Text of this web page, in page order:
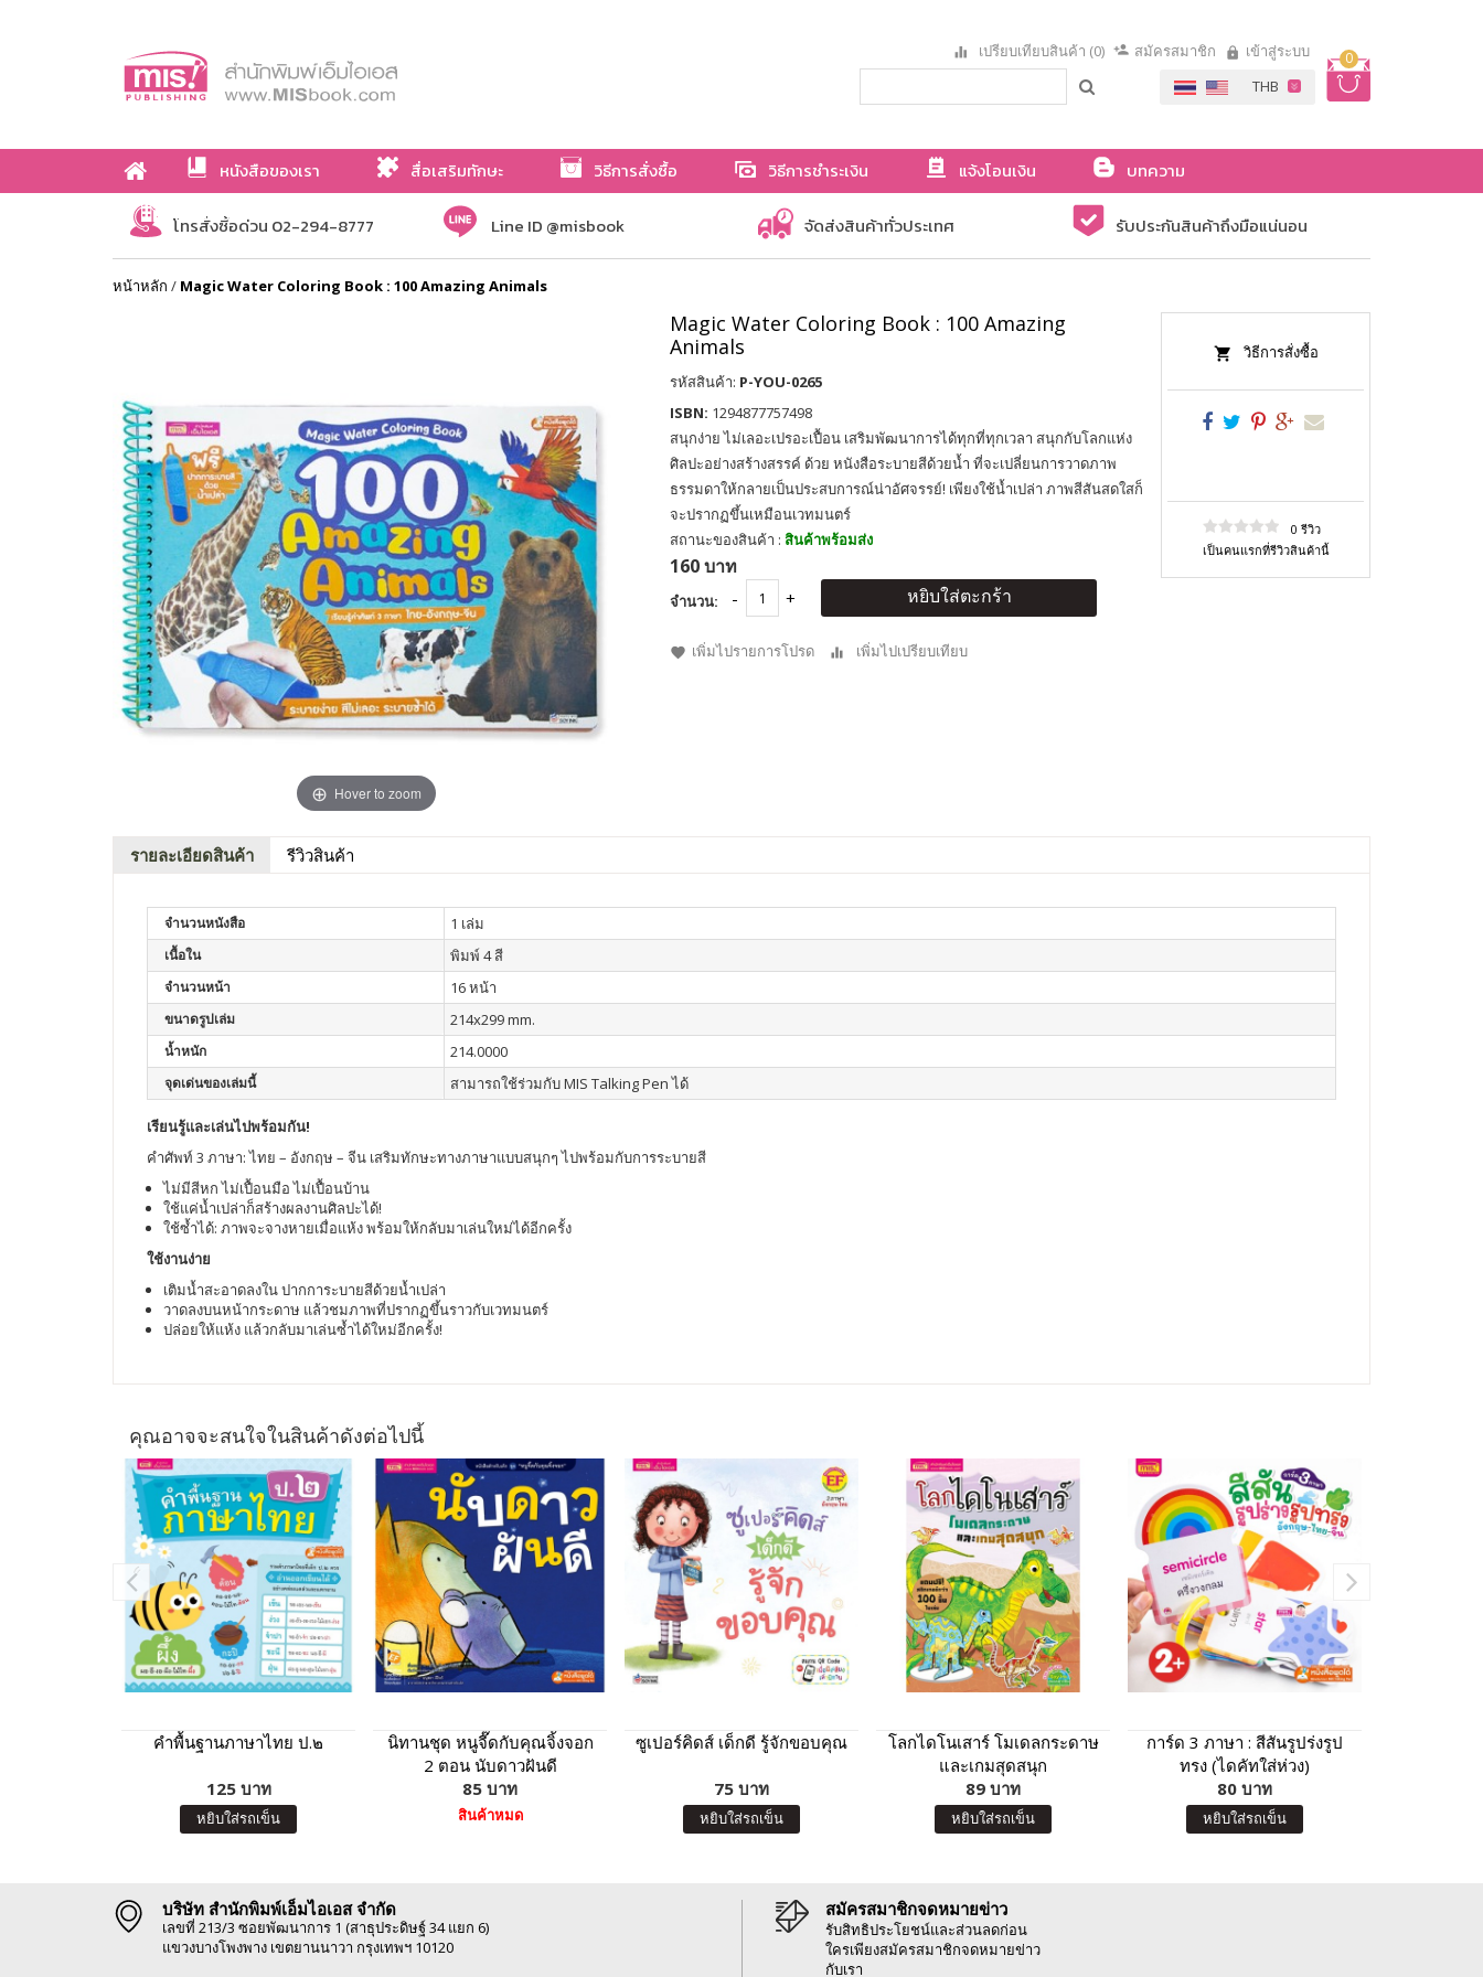
0
เปรียบเทียบสินค้า (0) สมัครสมาชิก เข้าสู่ระบบ
หนังสือของเรา สื่อเสริมทักษะ วิธีการสั่งซื้อ วิธีการชำระเงิน แจ้งโอนเงิน
บทความ
เกี่ยวกับเรา
โทรสั่งซื้อด่วน 02-294-8777 Line ID @misbook จัดส่งสินค้าทั่วประเทศ รับประกันสินค้าถึงมือแน่นอน
หน้าหลัก / Magic Water Coloring Book : 100 Amazing Animals
Hover to zoom
Magic Water Coloring Book : 100 Amazing
Animals
รหัสสินค้า: P-YOU-0265
ISBN: 1294877757498
สนุกง่าย ไม่เลอะเปรอะเปื้อน เสริมพัฒนาการได้ทุกที่ทุกเวลา สนุกกับโลกแห่ง
ศิลปะอย่างสร้างสรรค์ ด้วย หนังสือระบายสีด้วยน้ำ ที่จะเปลี่ยนการวาดภาพ
ธรรมดาให้กลายเป็นประสบการณ์น่าอัศจรรย์! เพียงใช้น้ำเปล่า ภาพสีสันสดใสก็
จะปรากฏขึ้นเหมือนเวทมนตร์
สถานะของสินค้า : สินค้าพร้อมส่ง
160 บาท
จำนวน: หยิบใส่ตะกร้า
เพิ่มไปรายการโปรด เพิ่มไปเปรียบเทียบ
วิธีการสั่งซื้อ
0 รีวิว
เป็นคนแรกที่รีวิวสินค้านี้
รายละเอียดสินค้า รีวิวสินค้า
จำนวนหนังสือ 1 เล่ม
เนื้อใน พิมพ์ 4 สี
จำนวนหน้า 16 หน้า
ขนาดรูปเล่ม 214x299 mm.
น้ำหนัก 214.0000
จุดเด่นของเล่มนี้ สามารถใช้ร่วมกับ MIS Talking Pen ได้
เรียนรู้และเล่นไปพร้อมกัน!
คำศัพท์ 3 ภาษา: ไทย – อังกฤษ – จีน เสริมทักษะทางภาษาแบบสนุกๆ ไปพร้อมกับการระบายสี
ไม่มีสีหก ไม่เปื้อนมือ ไม่เปื้อนบ้าน
ใช้แค่น้ำเปล่าก็สร้างผลงานศิลปะได้!
ใช้ซ้ำได้: ภาพจะจางหายเมื่อแห้ง พร้อมให้กลับมาเล่นใหม่ได้อีกครั้ง
ใช้งานง่าย
เติมน้ำสะอาดลงใน ปากการะบายสีด้วยน้ำเปล่า
วาดลงบนหน้ากระดาษ แล้วชมภาพที่ปรากฏขึ้นราวกับเวทมนตร์
ปล่อยให้แห้ง แล้วกลับมาเล่นซ้ำได้ใหม่อีกครั้ง!
คุณอาจจะสนใจในสินค้าดังต่อไปนี้
คำพื้นฐานภาษาไทย ป.๒
125 บาท
หยิบใส่รถเข็น
นิทานชุด หนูจี๊ดกับคุณจิ้งจอก
2 ตอน นับดาวฝันดี
85 บาท
สินค้าหมด
ซูเปอร์คิดส์ เด็กดี รู้จักขอบคุณ
75 บาท
หยิบใส่รถเข็น
โลกไดโนเสาร์ โมเดลกระดาษ
และเกมสุดสนุก
89 บาท
หยิบใส่รถเข็น
การ์ด 3 ภาษา : สีสันรูปร่งรูป
ทรง (ไดคัทใส่ห่วง)
80 บาท
หยิบใส่รถเข็น
บริษัท สำนักพิมพ์เอ็มไอเอส จำกัด
เลขที่ 213/3 ซอยพัฒนาการ 1 (สาธุประดิษฐ์ 34 แยก 6)
แขวงบางโพงพาง เขตยานนาวา กรุงเทพฯ 10120
สมัครสมาชิกจดหมายข่าว
รับสิทธิประโยชน์และส่วนลดก่อน
ใครเพียงสมัครสมาชิกจดหมายข่าว
กับเรา